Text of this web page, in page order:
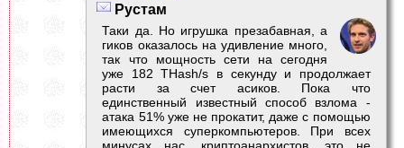
Рустам
Таки да. Но игрушка презабавная, а
гиков оказалось на удивление много,
так что мощность сети на сегодня
уже 182 THash/s в секунду и продолжает
расти за счет асиков. Пока что
единственный известный способ взлома -
атака 51% уже не прокатит, даже с помощью
имеющихся суперкомпьютеров. При всех